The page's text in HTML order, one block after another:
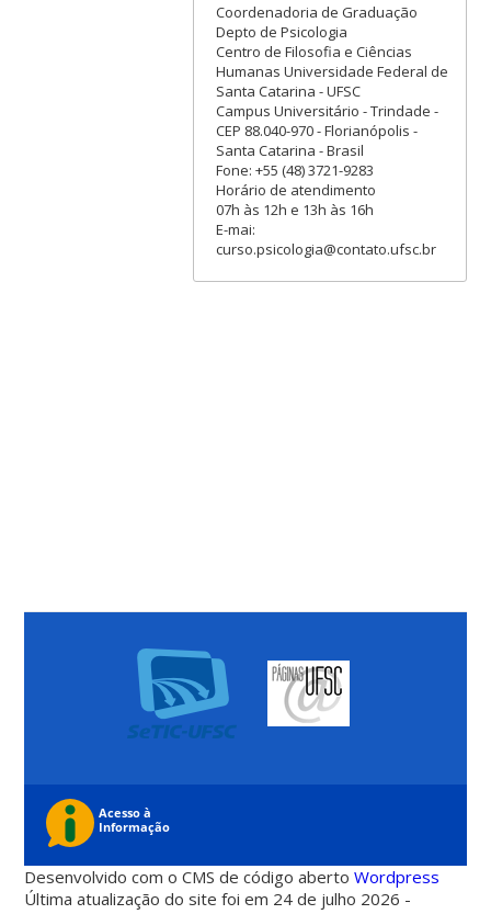
Coordenadoria de Graduação
Depto de Psicologia
Centro de Filosofia e Ciências
Humanas Universidade Federal de
Santa Catarina - UFSC
Campus Universitário - Trindade -
CEP 88.040-970 - Florianópolis -
Santa Catarina - Brasil
Fone: +55 (48) 3721-9283
Horário de atendimento
07h às 12h e 13h às 16h
E-mai:
curso.psicologia@contato.ufsc.br
Desenvolvido com o CMS de código abertoWordpress
Última atualização do site foi em 24 de julho 2026 -